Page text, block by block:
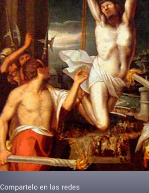
Compartelo en las redes